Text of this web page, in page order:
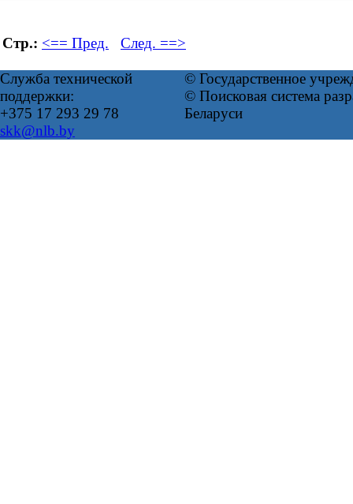
Стр.: <== Пред. След. ==>
Служба технической
поддержки:
+375 17 293 29 78
skk@nlb.by
© Государственное
© Поисковая система
Беларуси